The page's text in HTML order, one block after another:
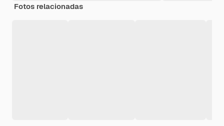
Fotos relacionadas